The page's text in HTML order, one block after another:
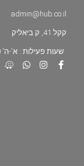
admin@hub.co.il
קקל 41, ק.ביאליק
שעות פעילות : א'-ה' 8:00 - 19:00